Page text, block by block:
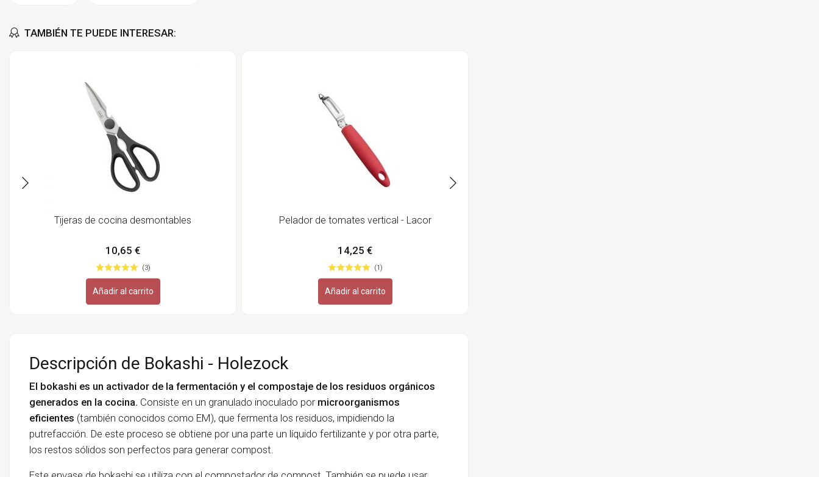
TAMBIÉN TE PUEDE INTERESAR:
Tijeras de cocina desmontables
10,65 €
(3)
Añadir al carrito
Pelador de tomates vertical - Lacor
14,25 €
(1)
Añadir al carrito
Descripción de Bokashi - Holezock
El bokashi es un activador de la fermentación y el compostaje de los residuos orgánicos
generados en la cocina. Consiste en un granulado inoculado por microorganismos
eficientes (también conocidos como EM), que fermenta los residuos, impidiendo la
putrefacción. De este proceso se obtiene por una parte un líquido fertilizante y por otra parte,
los restos sólidos son perfectos para generar compost.